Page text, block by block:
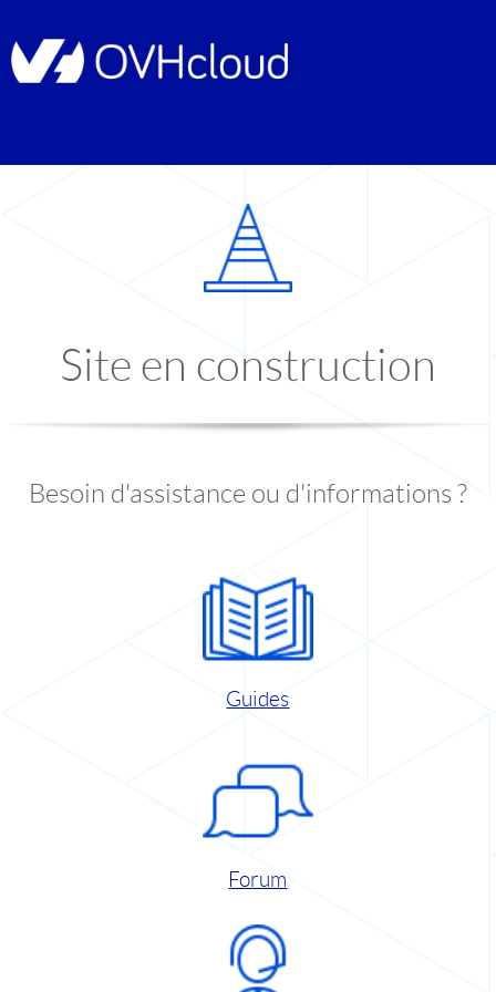
Site en construction
Besoin d'assistance ou d'informations ?
Guides
Forum